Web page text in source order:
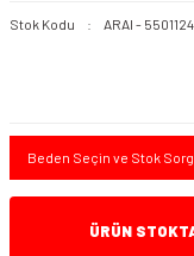
Stok Kodu ARAI -
Beden Seçin ve Stok
ÜRÜN